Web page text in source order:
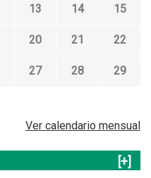
13 14 15
20 21 22
27 28 29
Ver calendario mensual
[+]